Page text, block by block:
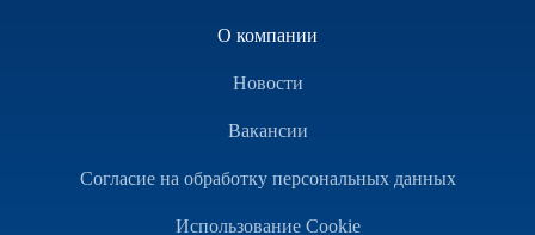
О компании
Новости
Вакансии
Согласие на обработку персональных данных
Использование Cookie